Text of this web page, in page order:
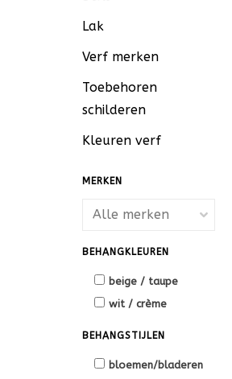
Lak
Verf merken
Toebehoren
schilderen
Kleuren verf
MERKEN
BEHANGKLEUREN
beige / taupe
wit / crème
BEHANGSTIJLEN
bloemen/bladeren